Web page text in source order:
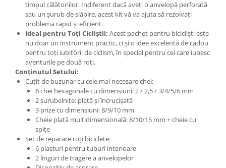
timpul călătoriilor. Indiferent dacă aveți o anvelopă perforată
sau un șurub de slăbire, acest kit vă va ajuta să rezolvați
problema rapid și eficient.
Ideal pentru Toți Cicliștii: Acest pachet pentru bicicliști este
nu doar un instrument practic, ci și o idee excelentă de cadou
pentru toți iubitorii de ciclism, în special pentru cei care iubesc
aventurile pe două roți.
Conținutul Setului:
Cuțit de buzunar cu cele mai necesare chei:
6 chei hexagonale cu dimensiuni: 2 / 2,5 / 3/4/5/6 mm
2 șurubelnițe: plată și încrucișată
3 prize cu dimensiuni: 8/9/10 mm
Cheie plată multidimensională: 8/10/15 mm + cheie cu
spițe
Set de reparare roți biciclete:
6 plasturi pentru tuburi interioare
2 linguri de tragere a anvelopelor